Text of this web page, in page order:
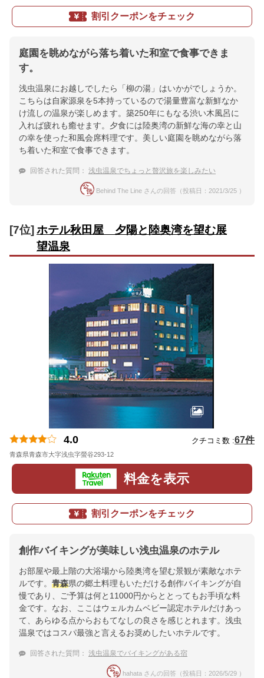
割引クーポンをチェック
庭園を眺めながら落ち着いた和室で食事できま
す。
浅虫温泉にお越しでしたら「柳の湯」はいかがでしょうか。
こちらは自家源泉を5本持っているので湯量豊富な新鮮なか
け流しの温泉が楽しめます。築250年にもなる渋い木風呂に
入れば疲れも癒せます。夕食には陸奥湾の新鮮な海の幸と山
の幸を使った和風会席料理です。美しい庭園を眺めながら落
ち着いた和室で食事できます。
回答された質問： 浅虫温泉でちょっと贅沢旅を楽しみたい
Behind The Line さんの回答（投稿日：2021/3/25 ）
[7位] ホテル秋田屋 夕陽と陸奥湾を望む展
望温泉
4.0 クチコミ数 :67件
青森県青森市大字浅虫字螢谷293-12
料金を表示
割引クーポンをチェック
創作バイキングが美味しい浅虫温泉のホテル
お部屋や最上階の大浴場から陸奥湾を望む景観が素敵なホテ
ルです。 青森県の郷土料理もいただける創作バイキングが自
慢であり、ご予算は何と11000円からととってもお手頃な料
金です。なお、ここはウェルカムベビー認定ホテルだけあっ
て、あらゆる点からおもてなしの良さを感じとれます。浅虫
温泉ではコスパ最強と言えるお奨めしたいホテルです。
回答された質問： 浅虫温泉でバイキングがある宿
hahata さんの回答（投稿日：2026/5/29 ）